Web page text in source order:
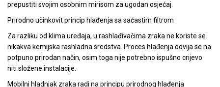
prepustiti svojim osobnim mirisom za ugodan osjećaj.
Prirodno učinkovit princip hlađenja sa saćastim filtrom
Za razliku od klima uređaja, u rashlađivačima zraka ne koriste se
nikakva kemijska rashladna sredstva. Proces hlađenja odvija se na
potpuno prirodan način, osim toga nije potrebno ispušno crijevo
niti složene instalacije.
Mobilni hladnjak zraka radi na principu prirodnog hlađenja